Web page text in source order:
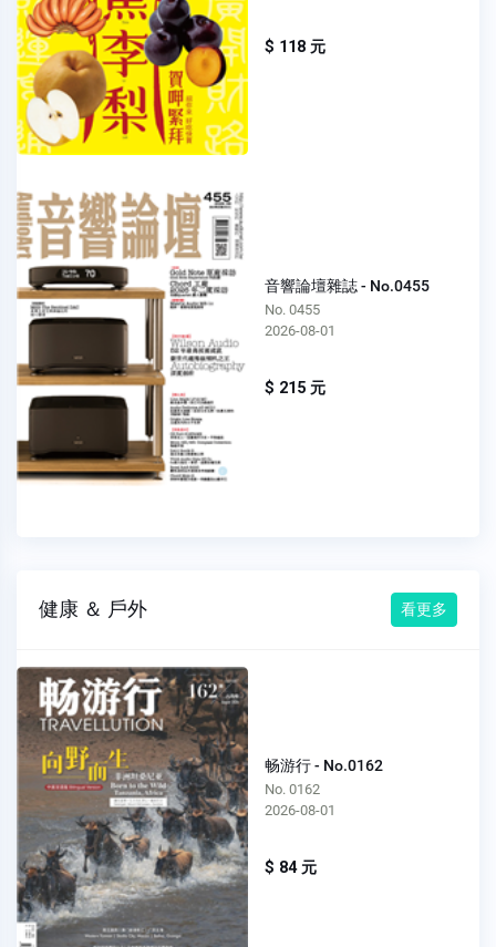
$ 118 元
音響論壇雜誌 - No.0455
No. 0455
2026-08-01
$ 215 元
健康 ＆ 戶外 看更多
畅游行 - No.0162
No. 0162
2026-08-01
$ 84 元